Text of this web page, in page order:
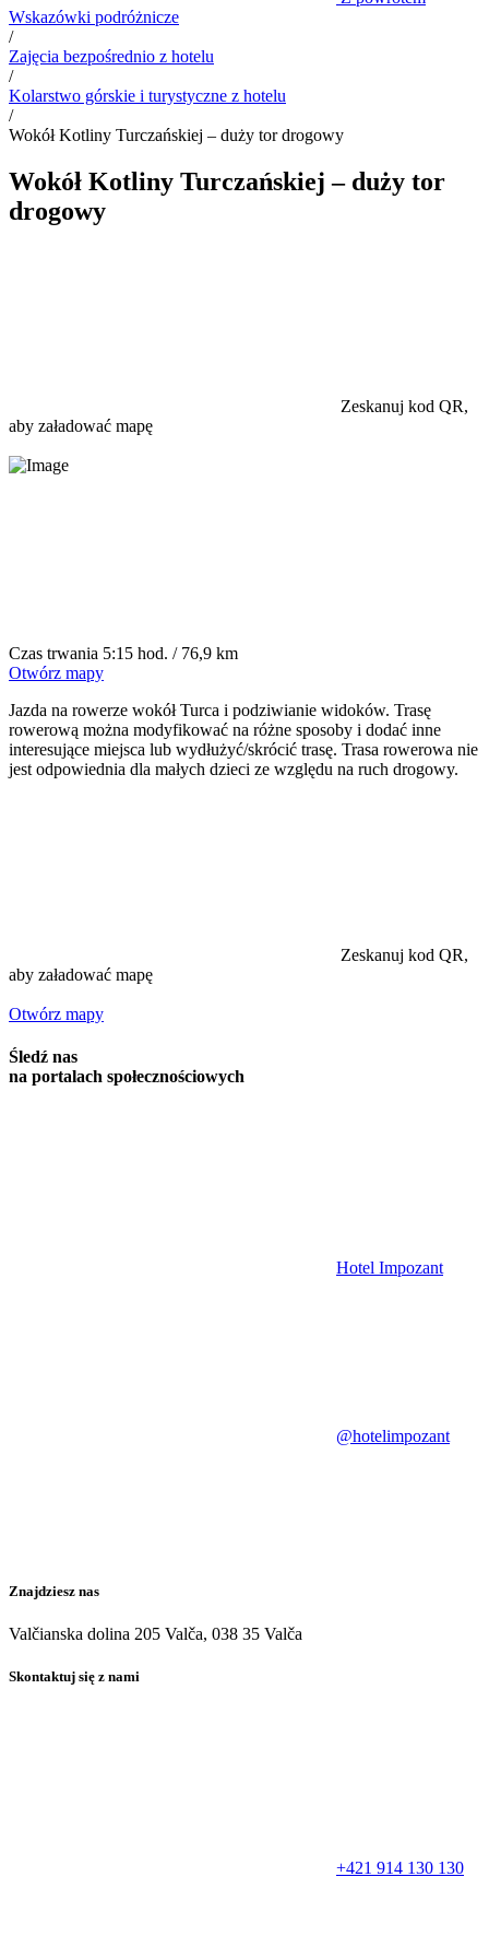
Wskazówki podróżnicze
/
Zajęcia bezpośrednio z hotelu
/
Kolarstwo górskie i turystyczne z hotelu
/
Wokół Kotliny Turczańskiej – duży tor drogowy
Wokół Kotliny Turczańskiej – duży tor
drogowy
Zeskanuj kod QR,
aby załadować mapę
Czas trwania 5:15 hod. / 76,9 km
Otwórz mapy
Jazda na rowerze wokół Turca i podziwianie widoków. Trasę
rowerową można modyfikować na różne sposoby i dodać inne
interesujące miejsca lub wydłużyć/skrócić trasę. Trasa rowerowa nie
jest odpowiednia dla małych dzieci ze względu na ruch drogowy.
Zeskanuj kod QR,
aby załadować mapę
Otwórz mapy
Śledź nas
na portalach społecznościowych
Hotel Impozant
@hotelimpozant
Znajdziesz nas
Valčianska dolina 205 Valča, 038 35 Valča
Skontaktuj się z nami
+421 914 130 130